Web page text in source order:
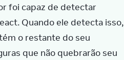
foi capaz de detectar
Quando ele detecta isso,
o restante do seu
que não quebrarão seu